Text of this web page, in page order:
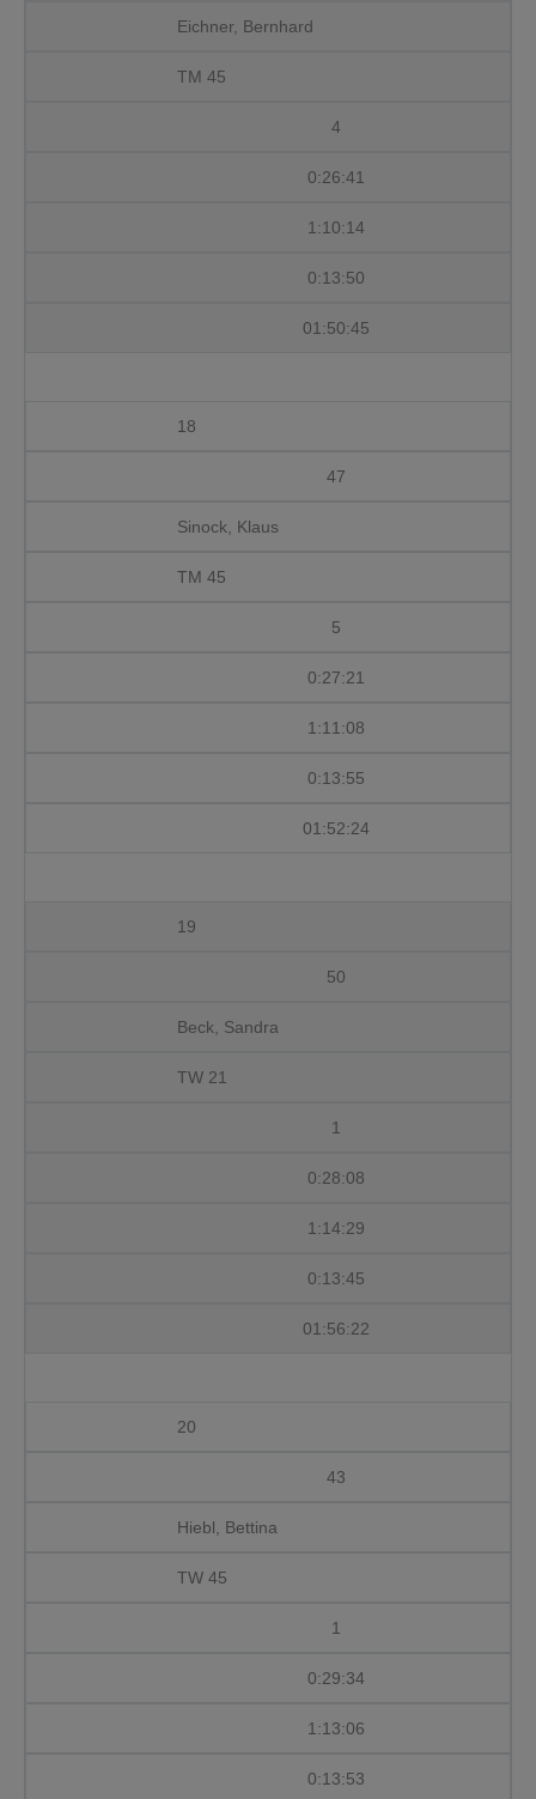
Eichner, Bernhard
TM 45
4
0:26:41
1:10:14
0:13:50
01:50:45
18
47
Sinock, Klaus
TM 45
5
0:27:21
1:11:08
0:13:55
01:52:24
19
50
Beck, Sandra
TW 21
1
0:28:08
1:14:29
0:13:45
01:56:22
20
43
Hiebl, Bettina
TW 45
1
0:29:34
1:13:06
0:13:53